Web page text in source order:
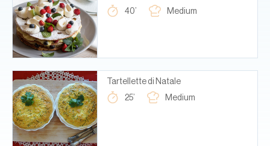
40’
Medium
Tartellette di Natale
25’
Medium